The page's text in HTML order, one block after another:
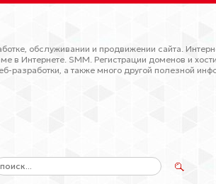
обслуживании и продвижении сайта.
в Интернете. SMM. Регистрации доменов и
разработки, а также много другой полезной